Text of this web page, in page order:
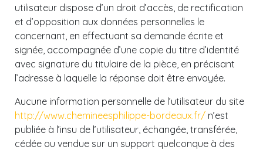
utilisateur dispose d’un droit d’accès, de rectification
et d’opposition aux données personnelles le
concernant, en effectuant sa demande écrite et
signée, accompagnée d’une copie du titre d’identité
avec signature du titulaire de la pièce, en précisant
l’adresse à laquelle la réponse doit être envoyée.
Aucune information personnelle de l’utilisateur du site
http://www.chemineesphilippe-bordeaux.fr/ n’est
publiée à l’insu de l’utilisateur, échangée, transférée,
cédée ou vendue sur un support quelconque à des